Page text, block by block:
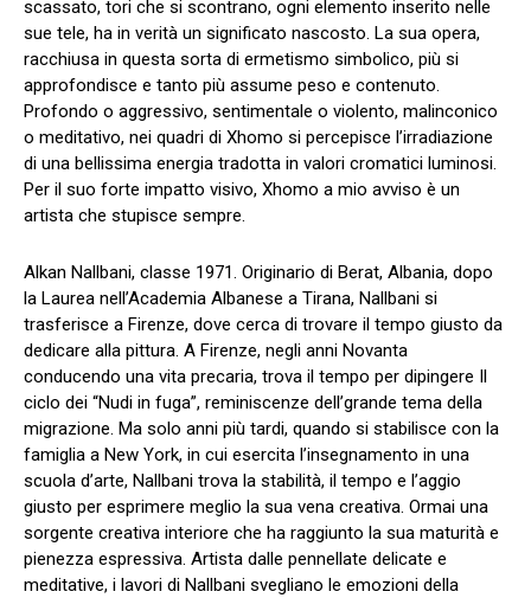
scassato, tori che si scontrano, ogni elemento inserito nelle
sue tele, ha in verità un significato nascosto. La sua opera,
racchiusa in questa sorta di ermetismo simbolico, più si
approfondisce e tanto più assume peso e contenuto.
Profondo o aggressivo, sentimentale o violento, malinconico
o meditativo, nei quadri di Xhomo si percepisce l’irradiazione
di una bellissima energia tradotta in valori cromatici luminosi.
Per il suo forte impatto visivo, Xhomo a mio avviso è un
artista che stupisce sempre.
Alkan Nallbani, classe 1971. Originario di Berat, Albania, dopo
la Laurea nell’Academia Albanese a Tirana, Nallbani si
trasferisce a Firenze, dove cerca di trovare il tempo giusto da
dedicare alla pittura. A Firenze, negli anni Novanta
conducendo una vita precaria, trova il tempo per dipingere Il
ciclo dei “Nudi in fuga”, reminiscenze dell’grande tema della
migrazione. Ma solo anni più tardi, quando si stabilisce con la
famiglia a New York, in cui esercita l’insegnamento in una
scuola d’arte, Nallbani trova la stabilità, il tempo e l’aggio
giusto per esprimere meglio la sua vena creativa. Ormai una
sorgente creativa interiore che ha raggiunto la sua maturità e
pienezza espressiva. Artista dalle pennellate delicate e
meditative, i lavori di Nallbani svegliano le emozioni della